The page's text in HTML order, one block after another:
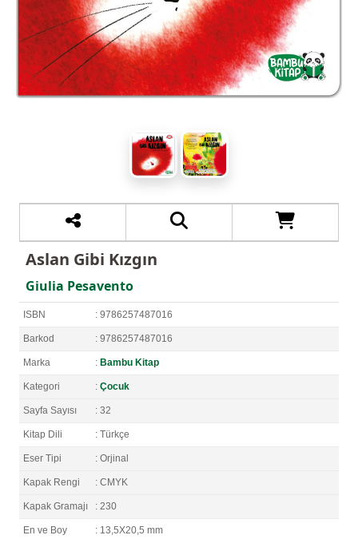
Aslan Gibi Kızgın
Giulia Pesavento
ISBN : 9786257487016
Barkod : 9786257487016
Marka : Bambu Kitap
Kategori : Çocuk
Sayfa Sayısı : 32
Kitap Dili : Türkçe
Eser Tipi : Orjinal
Kapak Rengi : CMYK
Kapak Gramajı : 230
En ve Boy : 13,5X20,5 mm